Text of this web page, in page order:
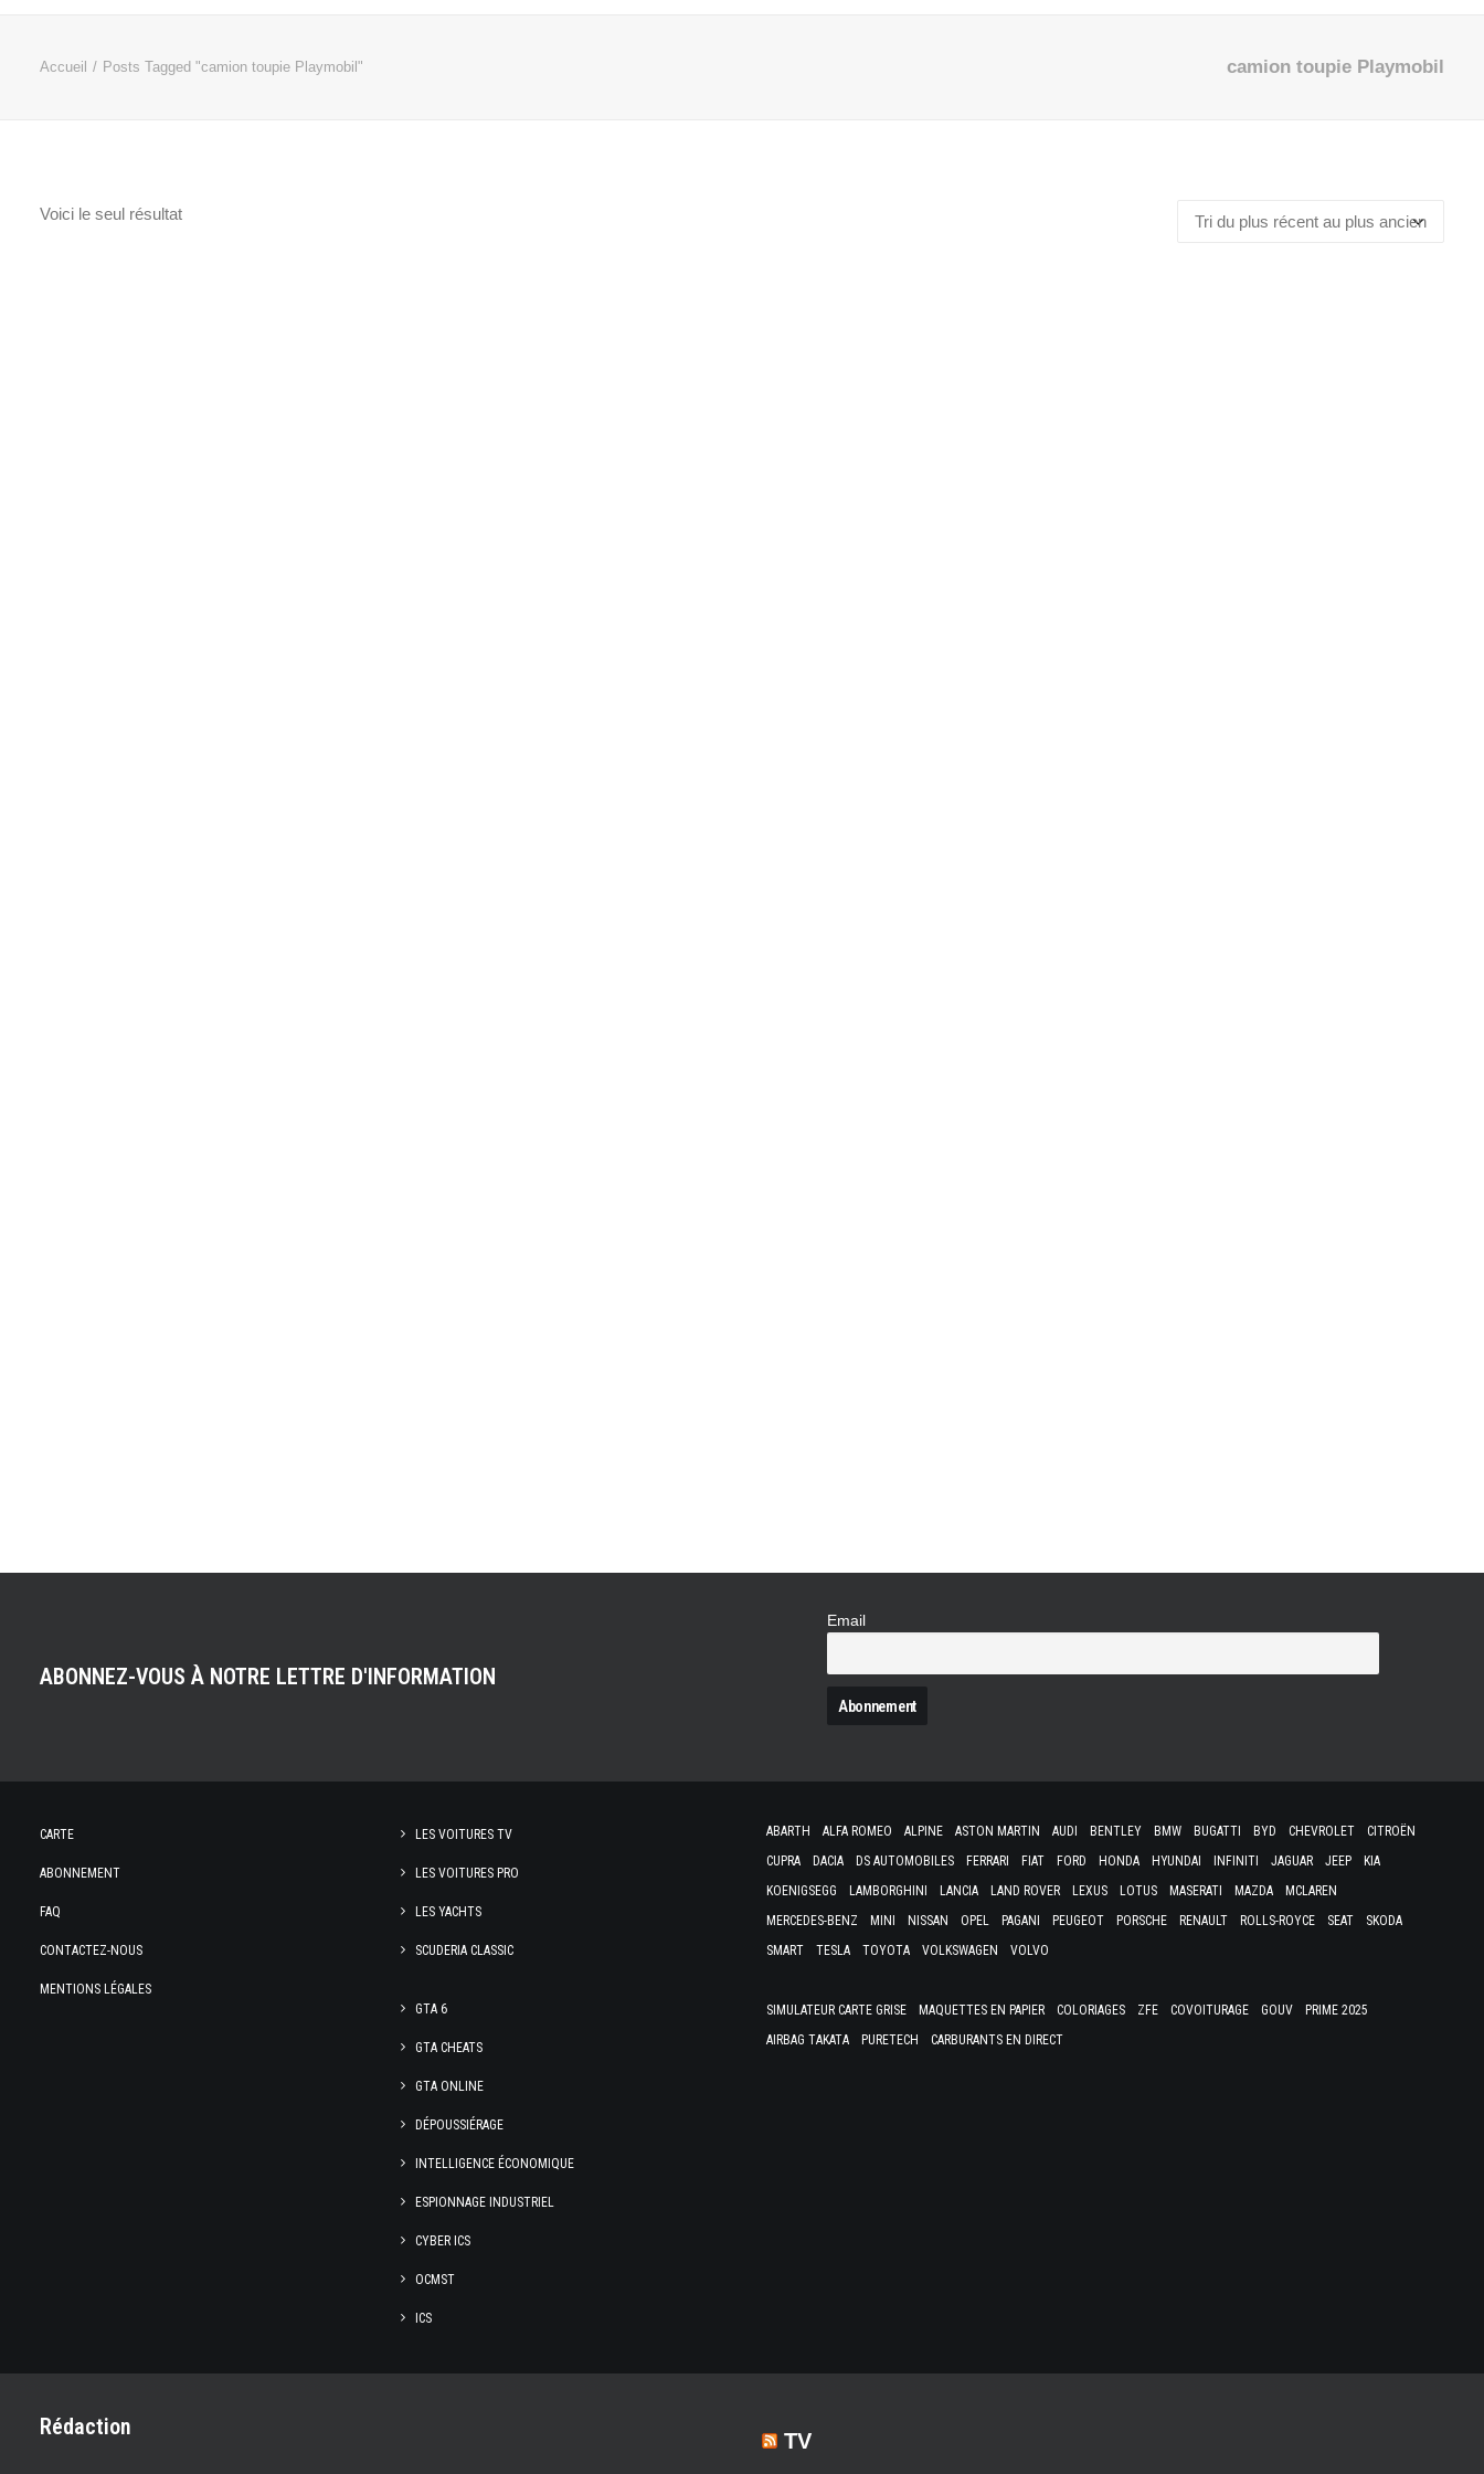
camion toupie Playmobil
Accueil Posts Tagged "camion toupie Playmobil"
Voici le seul résultat
ABONNEZ-VOUS À NOTRE LETTRE D'INFORMATION
Email
CARTE
ABONNEMENT
FAQ
CONTACTEZ-NOUS
MENTIONS LÉGALES
LES VOITURES TV
LES VOITURES PRO
LES YACHTS
SCUDERIA CLASSIC
GTA 6
GTA CHEATS
GTA ONLINE
DÉPOUSSIÉRAGE
INTELLIGENCE ÉCONOMIQUE
ESPIONNAGE INDUSTRIEL
CYBER ICS
OCMST
ICS
ABARTH ALFA ROMEO ALPINE ASTON MARTIN AUDI BENTLEY BMW BUGATTI BYD CHEVROLET
CITROËN
CUPRA
DACIA DS AUTOMOBILES FERRARI FIAT FORD HONDA HYUNDAI INFINITI JAGUAR JEEP
KIA
KOENIGSEGG
LAMBORGHINI LANCIA LAND ROVER LEXUS LOTUS MASERATI MAZDA
MCLAREN
MERCEDES-BENZ
MINI NISSAN OPEL PAGANI PEUGEOT PORSCHE RENAULT ROLLS-ROYCE SEAT
SKODA
SMART
TESLA TOYOTA VOLKSWAGEN VOLVO
SIMULATEUR CARTE GRISE MAQUETTES EN PAPIER COLORIAGES ZFE COVOITURAGE GOUV
PRIME 2025
AIRBAG TAKATA
PURETECH CARBURANTS EN DIRECT
Rédaction
TV